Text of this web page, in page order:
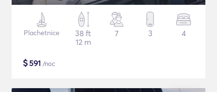
Plachetnice
38 ft
12 m
7 3 4
$591 /noc